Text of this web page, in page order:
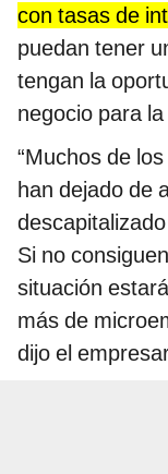
con tasas de
puedan tener
tengan la
negocio para
“Muchos de
han dejado de
Si no
situación
más de
dijo el